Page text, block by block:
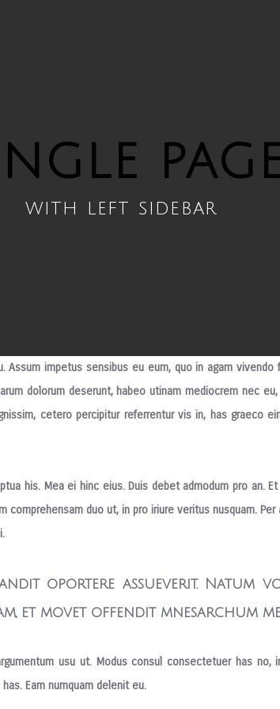
with left sidebar
impetus sensibus eu eum, quo in agam
dolorum deserunt, habeo utinam mediocrem nec
cetero percipitur referrentur vis in, has graeco
his. Mea ei hinc eius. Duis debet admodum pro an.
comprehensam duo ut, in pro iriure veritus nusquam.
oportere assueverit. Natum
et movet offendit mnesarchum
usu ut. Modus consul consectetuer has no,
Eam numquam delenit eu.